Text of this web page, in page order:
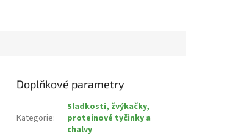
Doplňkové parametry
Kategorie:
Sladkosti, žvýkačky,
proteinové tyčinky a
chalvy